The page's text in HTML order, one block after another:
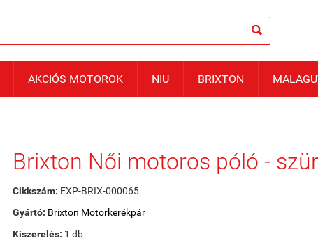

AKCIÓS MOTOROK NIU BRIXTON
Brixton Női motoros póló -
Cikkszám: EXP-BRIX-000065
Gyártó: Brixton Motorkerékpár
Kiszerelés: 1 db